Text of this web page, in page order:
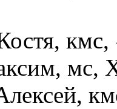
кмс,
мс,